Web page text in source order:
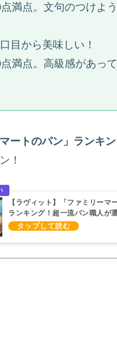
点満点。文句のつけよ
目から美味しい！
点満点。高級感があっ
マートのパン」ランキ
！
【ラヴィット】「ファミリーマ
ランキング！超一流パン職人が
（2021/8/13）